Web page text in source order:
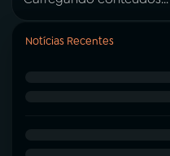
Notícias Recentes